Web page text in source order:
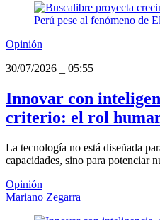
Opinión
30/07/2026
05:55
Innovar con
criterio: el rol
La tecnología no está diseñada
capacidades, sino para potenciar
Opinión
Mariano Zegarra